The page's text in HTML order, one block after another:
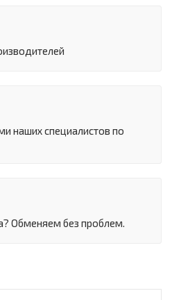
наших специалистов по
Обменяем без проблем.